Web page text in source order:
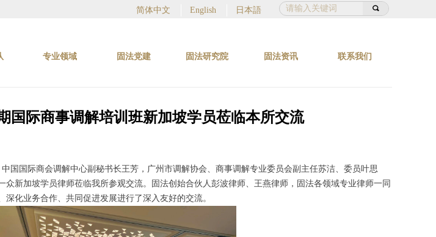
简体中文 English 日本語 끠
专业领域 固法党建 固法研究院 固法资讯 联系我们
国际商事调解培训班新加坡学员莅临本所交流
国国际商会调解中心副秘书长王芳，广州市调解协会、商事调解专业委员会副主任苏洁、委员叶思
众新加坡学员律师莅临我所参观交流。固法创始合伙人彭波律师、王燕律师，固法各领域专业律师一同
化业务合作、共同促进发展进行了深入友好的交流。